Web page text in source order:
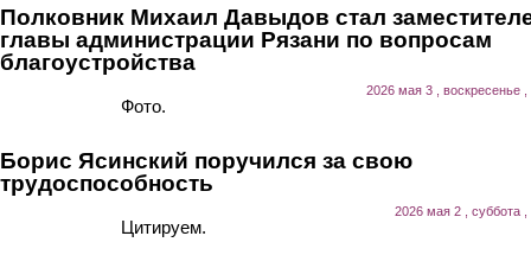
Полковник Михаил Давыдов стал
главы администрации Рязани по вопросам
благоустройства
2026 мая 3 , воскресенье ,
Фото.
Борис Ясинский поручился за свою
трудоспособность
2026 мая 2 , суббота ,
Цитируем.